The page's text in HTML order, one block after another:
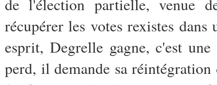
de l'élection partielle, venue
récupérer les votes rexistes
esprit, Degrelle gagne, c'est
perd, il demande sa